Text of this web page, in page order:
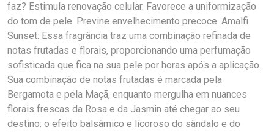
faz? Estimula renovação celular. Favorece a uniformização
do tom de pele. Previne envelhecimento precoce. Amalfi
Sunset: Essa fragrância traz uma combinação refinada de
notas frutadas e florais, proporcionando uma perfumação
sofisticada que fica na sua pele por horas após a aplicação.
Sua combinação de notas frutadas é marcada pela
Bergamota e pela Maçã, enquanto mergulha em nuances
florais frescas da Rosa e da Jasmin até chegar ao seu
destino: o efeito balsâmico e licoroso do sândalo e do